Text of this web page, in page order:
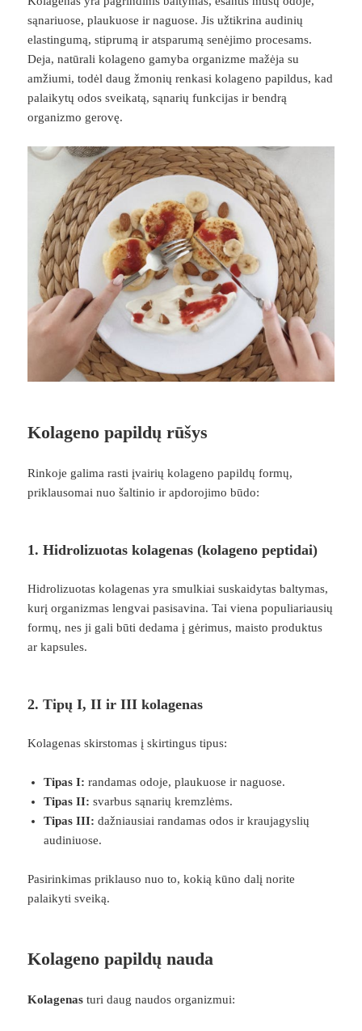
sąnariuose, plaukuose ir naguose. Jis užtikrina audinių
elastingumą, stiprumą ir atsparumą senėjimo procesams.
Deja, natūrali kolageno gamyba organizme mažėja su
amžiumi, todėl daug žmonių renkasi kolageno papildus, kad
palaikytų odos sveikatą, sąnarių funkcijas ir bendrą
organizmo gerovę.
Kolageno papildų rūšys
Rinkoje galima rasti įvairių kolageno papildų formų,
priklausomai nuo šaltinio ir apdorojimo būdo:
1. Hidrolizuotas kolagenas (kolageno peptidai)
Hidrolizuotas kolagenas yra smulkiai suskaidytas baltymas,
kurį organizmas lengvai pasisavina. Tai viena populiariausių
formų, nes ji gali būti dedama į gėrimus, maisto produktus
ar kapsules.
2. Tipų I, II ir III kolagenas
Kolagenas skirstomas į skirtingus tipus:
Tipas I: randamas odoje, plaukuose ir naguose.
Tipas II: svarbus sąnarių kremzlėms.
Tipas III: dažniausiai randamas odos ir kraujagyslių
audiniuose.
Pasirinkimas priklauso nuo to, kokią kūno dalį norite
palaikyti sveiką.
Kolageno papildų nauda
Kolagenas turi daug naudos organizmui: